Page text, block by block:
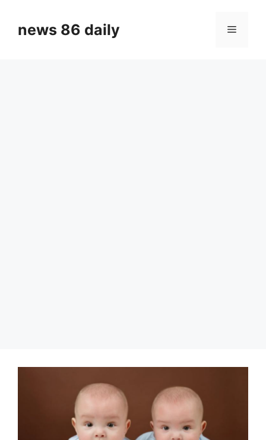
contentnews 86 daily Menu